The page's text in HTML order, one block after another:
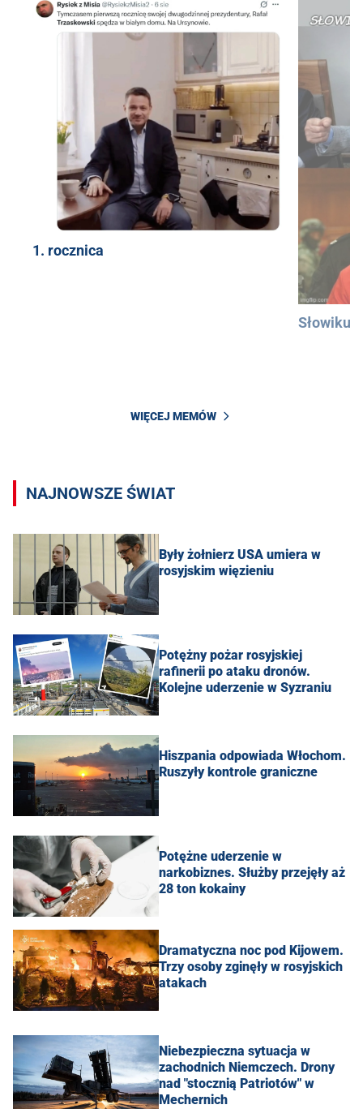
1. rocznica
Słowiku
WIĘCEJ MEMÓW
NAJNOWSZE ŚWIAT
Były żołnierz USA umiera w
rosyjskim więzieniu
Potężny pożar rosyjskiej
rafinerii po ataku dronów.
Kolejne uderzenie w Syzraniu
Hiszpania odpowiada Włochom.
Ruszyły kontrole graniczne
Potężne uderzenie w
narkobiznes. Służby przejęły aż
28 ton kokainy
Dramatyczna noc pod Kijowem.
Trzy osoby zginęły w rosyjskich
atakach
Niebezpieczna sytuacja w
zachodnich Niemczech. Drony
nad "stocznią Patriotów" w
Mechernich